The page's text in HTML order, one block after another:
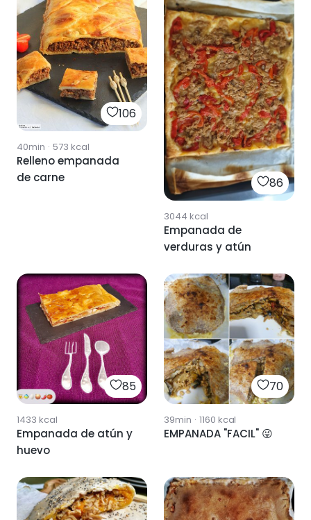
106
40min · 573 kcal
Relleno empanada
de carne
86
3044 kcal
Empanada de
verduras y atún
85
1433 kcal
Empanada de atún y
huevo
70
39min · 1160 kcal
EMPANADA "FACIL" 😜